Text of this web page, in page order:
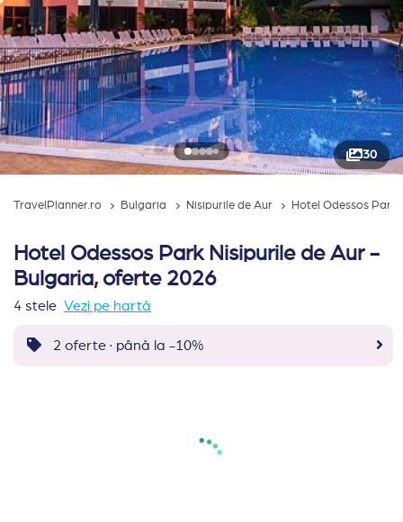
30
TravelPlanner.ro Bulgaria Nisipurile de Aur Hotel Odessos Park
Hotel Odessos Park Nisipurile de Aur -
Bulgaria, oferte 2026
4 stele Vezi pe hartă
2 oferte · până la -10%